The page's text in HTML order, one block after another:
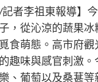
/記者李祖東報導】
，從沁涼的蔬果
食萌態。高市府
趣味與感官刺激
、葡萄以及桑葚